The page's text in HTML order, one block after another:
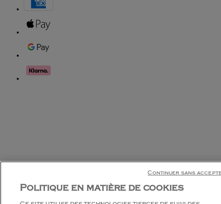
Politique en matière de cookies
Continuer sans